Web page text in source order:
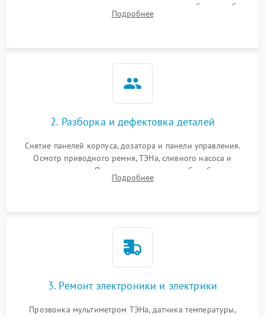
выявления посторонних шумов, протечек или сбоев в работе
электронного модуля управления.
Подробнее
2. Разборка и дефектовка деталей
Снятие панелей корпуса, дозатора и панели управления.
Осмотр приводного ремня, ТЭНа, сливного насоса и
амортизаторов. Проверка подшипников барабана и
крестовины на износ, а манжеты люка на разрывы.
Подробнее
3. Ремонт электроники и электрики
Прозвонка мультиметром ТЭНа, датчика температуры,